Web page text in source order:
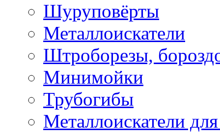
Шуруповёрты
Металлоискатели
Штроборезы,
Минимойки
Трубогибы
Металлоискатели